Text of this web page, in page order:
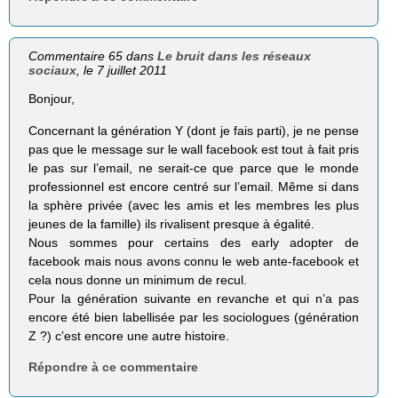
Commentaire 65 dansLe bruit dans les réseaux
sociaux, le 7 juillet 2011
Bonjour,
Concernant la génération Y (dont je fais parti), je ne pense
pas que le message sur le wall facebook est tout à fait pris
le pas sur l’email, ne serait-ce que parce que le monde
professionnel est encore centré sur l’email. Même si dans
la sphère privée (avec les amis et les membres les plus
jeunes de la famille) ils rivalisent presque à égalité.
Nous sommes pour certains des early adopter de
facebook mais nous avons connu le web ante-facebook et
cela nous donne un minimum de recul.
Pour la génération suivante en revanche et qui n’a pas
encore été bien labellisée par les sociologues (génération
Z ?) c’est encore une autre histoire.
Répondre à ce commentaire